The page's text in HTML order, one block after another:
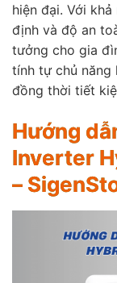
hiện đại. Với
định và độ an
tưởng cho gia
tính tự chủ năng
đồng thời tiết
Hướng
Inverter
–